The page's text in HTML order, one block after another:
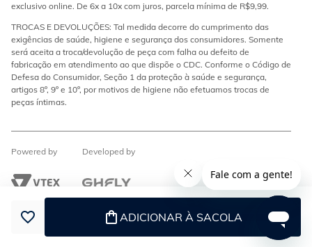
ADICIONAR À SACOLA
exclusivo online. De 6x a 10x com juros, parcela mínima de R$9,99.
TROCAS E DEVOLUÇÕES: Tal medida decorre do cumprimento das
exigências de saúde, higiene e segurança dos consumidores. Somente
será aceita a troca/devolução de peça com falha ou defeito de
fabricação em atendimento ao que dispõe o CDC. Conforme o Código de
Defesa do Consumidor, Seção 1 da proteção à saúde e segurança,
artigos 8º, 9º e 10º, por motivos de higiene não efetuamos trocas de
peças íntimas.
Powered by Developed by